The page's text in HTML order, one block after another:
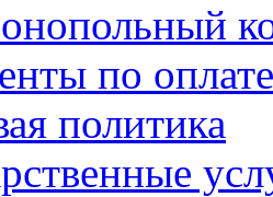
по
политика